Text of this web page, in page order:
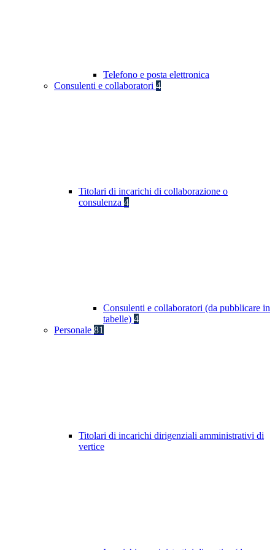
Telefono e posta elettronica
Consulenti e collaboratori 4
Titolari di incarichi di collaborazione o
consulenza 4
Consulenti e collaboratori (da pubblicare in
tabelle) 4
Personale 81
Titolari di incarichi dirigenziali amministrativi di
vertice